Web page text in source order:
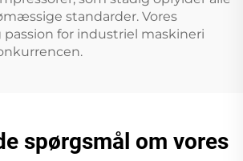
standarder. Vores
for industriel maskineri
spørgsmål om vores